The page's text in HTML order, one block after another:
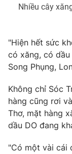
Thị trường
VTV9
Liên hệ tòa
THỜI BÁO VTV
Nhiều cây
"Hiện hết sức
có xăng, có dầu
Song Phụng,
Không chỉ Sóc
hàng cũng rơi
Thơ, mặt hàng
dầu DO đang
"Có một vài cái